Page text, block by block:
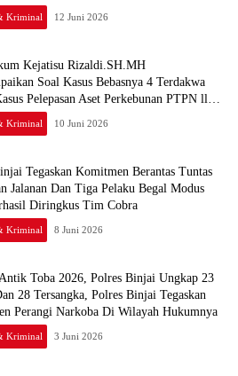
Kriminal 12 Juni 2026
Kejatisu Rizaldi.SH.MH
Soal Kasus Bebasnya 4 Terdakwa
Pelepasan Aset Perkebunan PTPN ll
Banding
Kriminal 10 Juni 2026
Tegaskan Komitmen Berantas Tuntas
Jalanan Dan Tiga Pelaku Begal Modus
Diringkus Tim Cobra
Kriminal 8 Juni 2026
Toba 2026, Polres Binjai Ungkap 23
28 Tersangka, Polres Binjai Tegaskan
Perangi Narkoba Di Wilayah Hukumnya
Kriminal 3 Juni 2026